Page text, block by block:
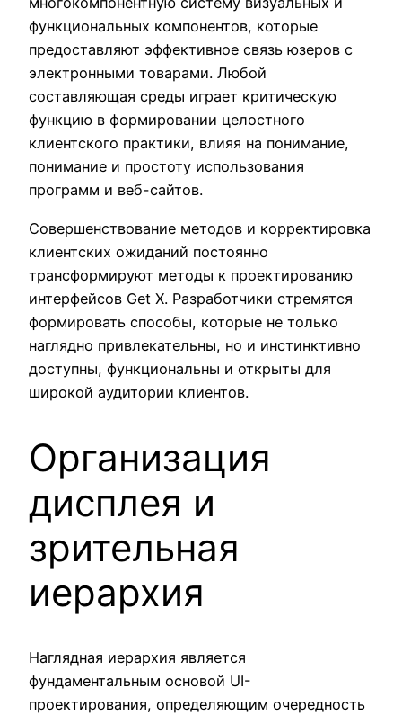
функциональных компонентов, которые
предоставляют эффективное связь юзеров с
электронными товарами. Любой
составляющая среды играет критическую
функцию в формировании целостного
клиентского практики, влияя на понимание,
понимание и простоту использования
программ и веб-сайтов.
Совершенствование методов и корректировка
клиентских ожиданий постоянно
трансформируют методы к проектированию
интерфейсов Get X. Разработчики стремятся
формировать способы, которые не только
наглядно привлекательны, но и инстинктивно
доступны, функциональны и открыты для
широкой аудитории клиентов.
Организация
дисплея и
зрительная
иерархия
Наглядная иерархия является
фундаментальным основой UI-
проектирования, определяющим очередность